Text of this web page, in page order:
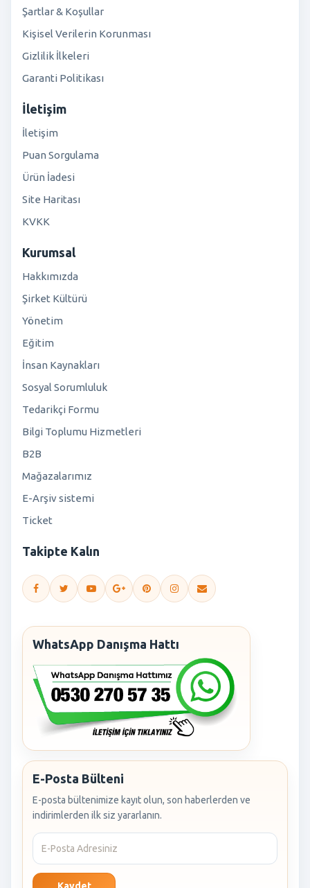
Şartlar & Koşullar
Kişisel Verilerin Korunması
Gizlilik İlkeleri
Garanti Politikası
İletişim
İletişim
Puan Sorgulama
Ürün İadesi
Site Haritası
KVKK
Kurumsal
Hakkımızda
Şirket Kültürü
Yönetim
Eğitim
İnsan Kaynakları
Sosyal Sorumluluk
Tedarikçi Formu
Bilgi Toplumu Hizmetleri
B2B
Mağazalarımız
E-Arşiv sistemi
Ticket
Takipte Kalın
WhatsApp Danışma Hattı
E-Posta Bülteni
E-posta bültenimize kayıt olun, son haberlerden ve
indirimlerden ilk siz yararlanın.
Kaydet